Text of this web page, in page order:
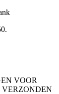
VOOR